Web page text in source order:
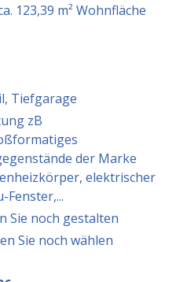
123,39 m² Wohnfläche
Tiefgarage
zB
der Marke
elektrischer
Fenster,...
Sie noch gestalten
Sie noch wählen